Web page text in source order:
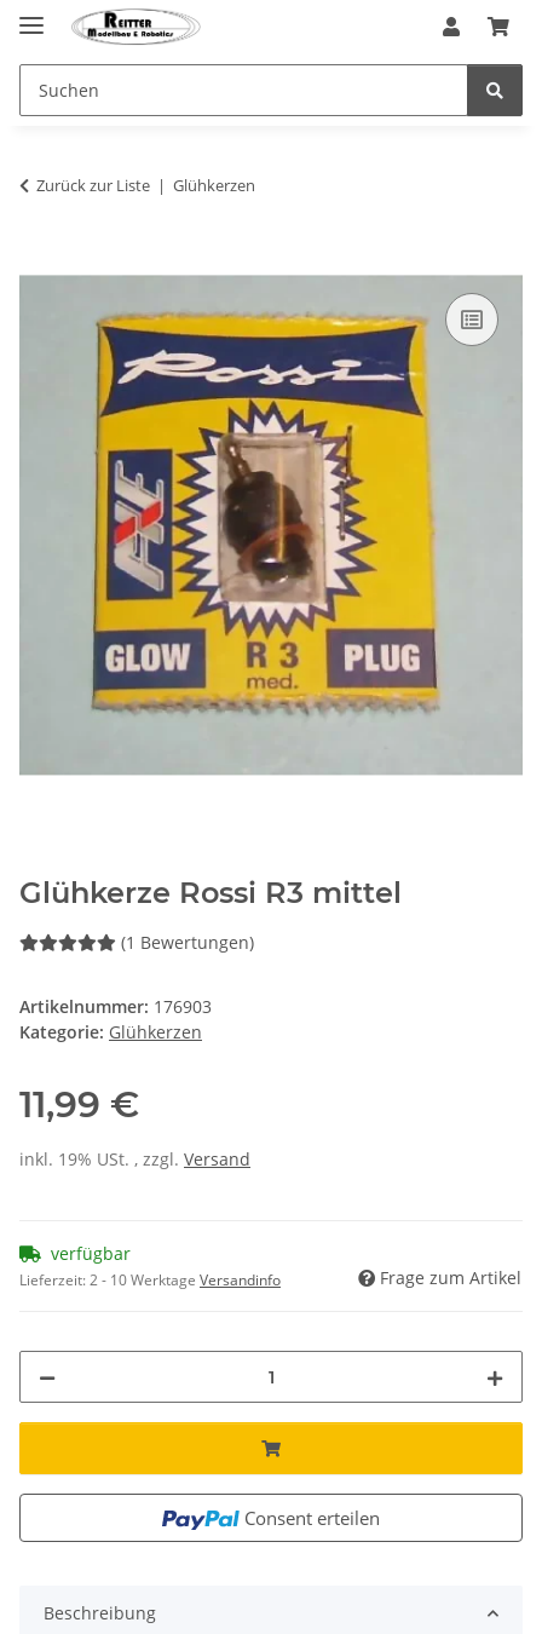
Zurück zur Liste Glühkerzen
Glühkerze Rossi R3 mittel
(1 Bewertungen)
Artikelnummer: 176903
Kategorie: Glühkerzen
11,99 €
inkl. 19% USt. , zzgl. Versand
verfügbar
Lieferzeit:2 - 10 Werktage Versandinfo Frage zum Artikel
Consent erteilen
Beschreibung